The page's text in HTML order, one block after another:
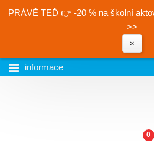
PRÁVĚ TEĎ 👉 -20 % na školní
>>
×
informace
0